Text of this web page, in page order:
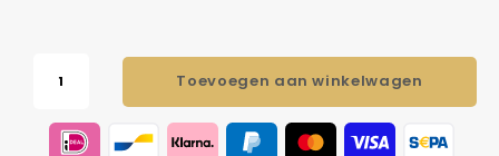
Toevoegen aan winkelwagen